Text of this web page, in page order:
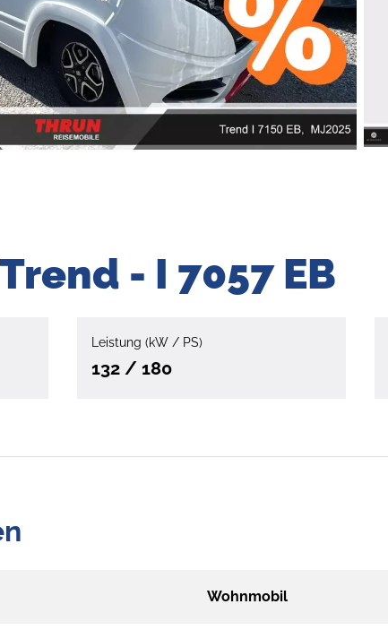
- I 7057 EB
Leistung (kW / PS)
132 / 180
Wohnmobil